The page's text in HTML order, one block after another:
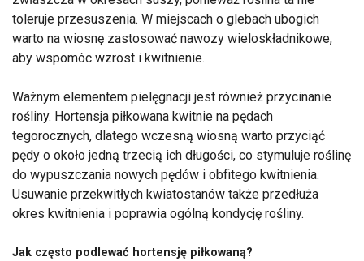
toleruje przesuszenia. W miejscach o glebach ubogich
warto na wiosnę zastosować nawozy wieloskładnikowe,
aby wspomóc wzrost i kwitnienie.
Ważnym elementem pielęgnacji jest również przycinanie
rośliny. Hortensja piłkowana kwitnie na pędach
tegorocznych, dlatego wczesną wiosną warto przyciąć
pędy o około jedną trzecią ich długości, co stymuluje roślinę
do wypuszczania nowych pędów i obfitego kwitnienia.
Usuwanie przekwitłych kwiatostanów także przedłuża
okres kwitnienia i poprawia ogólną kondycję rośliny.
Jak często podlewać hortensję piłkowaną?